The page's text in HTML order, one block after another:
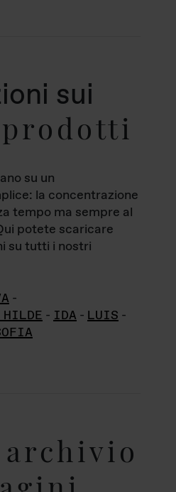
sui
su un
la concentrazione
tempo ma sempre al
potete scaricare
su tutti i nostri
-
- IDA - LUIS -
archivio